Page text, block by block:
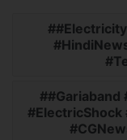
#Gariaband
#ElectricShock